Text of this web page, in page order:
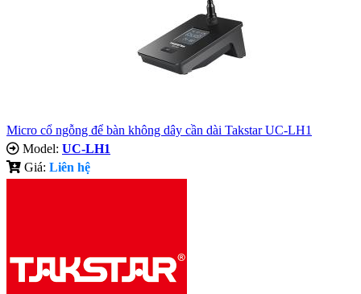
Micro cổ ngỗng để bàn không dây cần dài Takstar UC-LH1
Model: UC-LH1
Giá: Liên hệ